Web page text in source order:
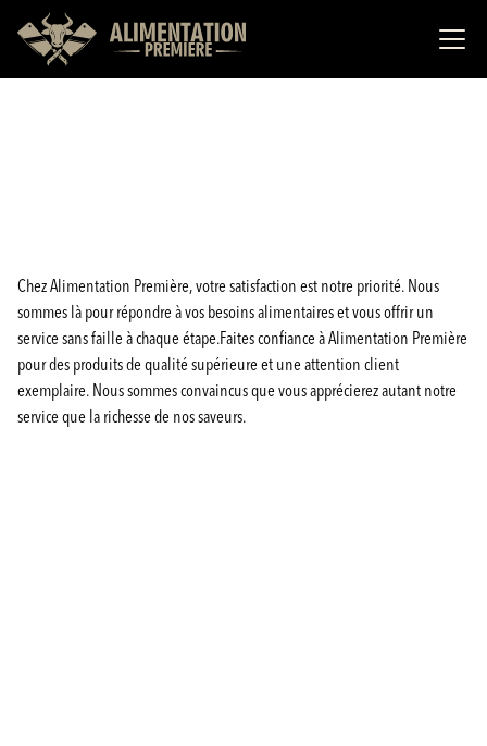
Chez Alimentation Première, votre satisfaction est notre priorité. Nous
sommes là pour répondre à vos besoins alimentaires et vous offrir un
service sans faille à chaque étape.Faites confiance à Alimentation Première
pour des produits de qualité supérieure et une attention client
exemplaire. Nous sommes convaincus que vous apprécierez autant notre
service que la richesse de nos saveurs.